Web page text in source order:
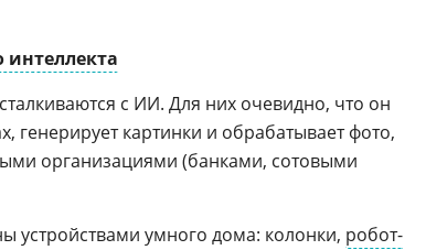
интеллекта
с ИИ. Для них очевидно, что он
генерирует картинки и обрабатывает фото,
организациями (банками, сотовыми
устройствами умного дома: колонки, робот-